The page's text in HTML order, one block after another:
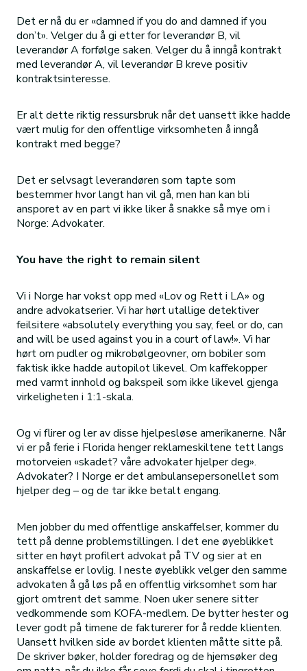
Det er nå du er «damned if you do and damned if you
don’t». Velger du å gi etter for leverandør B, vil
leverandør A forfølge saken. Velger du å inngå kontrakt
med leverandør A, vil leverandør B kreve positiv
kontraktsinteresse.
Er alt dette riktig ressursbruk når det uansett ikke hadde
vært mulig for den offentlige virksomheten å inngå
kontrakt med begge?
Det er selvsagt leverandøren som tapte som
bestemmer hvor langt han vil gå, men han kan bli
ansporet av en part vi ikke liker å snakke så mye om i
Norge: Advokater.
You have the right to remain silent
Vi i Norge har vokst opp med «Lov og Rett i LA» og
andre advokatserier. Vi har hørt utallige detektiver
feilsitere «absolutely everything you say, feel or do, can
and will be used against you in a court of law!». Vi har
hørt om pudler og mikrobølgeovner, om bobiler som
faktisk ikke hadde autopilot likevel. Om kaffekopper
med varmt innhold og bakspeil som ikke likevel gjenga
virkeligheten i 1:1-skala.
Og vi flirer og ler av disse hjelpesløse amerikanerne. Når
vi er på ferie i Florida henger reklameskiltene tett langs
motorveien «skadet? våre advokater hjelper deg».
Advokater? I Norge er det ambulansepersonellet som
hjelper deg – og de tar ikke betalt engang.
Men jobber du med offentlige anskaffelser, kommer du
tett på denne problemstillingen. I det ene øyeblikket
sitter en høyt profilert advokat på TV og sier at en
anskaffelse er lovlig. I neste øyeblikk velger den samme
advokaten å gå løs på en offentlig virksomhet som har
gjort omtrent det samme. Noen uker senere sitter
vedkommende som KOFA-medlem. De bytter hester og
lever godt på timene de fakturerer for å redde klienten.
Uansett hvilken side av bordet klienten måtte sitte på.
De skriver bøker, holder foredrag og de hjemsøker deg